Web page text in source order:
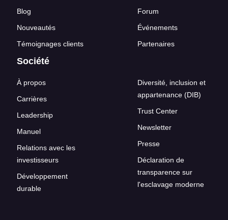
Blog
Nouveautés
Témoignages clients
Forum
Événements
Partenaires
Société
À propos
Carrières
Leadership
Manuel
Relations avec les
investisseurs
Développement
durable
Diversité, inclusion et
appartenance (DIB)
Trust Center
Newsletter
Presse
Déclaration de
transparence sur
l'esclavage moderne